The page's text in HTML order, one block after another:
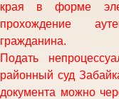
края в форме
прохождение
гражданина.
Подать
районный суд
документа можно